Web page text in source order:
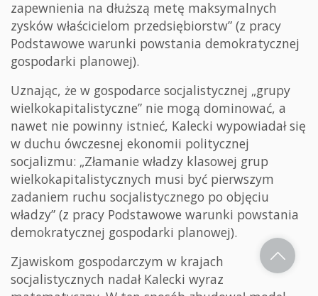
zapewnienia na dłuższą metę maksymalnych
zysków właścicielom przedsiębiorstw” (z pracy
Podstawowe warunki powstania demokratycznej
gospodarki planowej).
Uznając, że w gospodarce socjalistycznej „grupy
wielkokapitalistyczne” nie mogą dominować, a
nawet nie powinny istnieć, Kalecki wypowiadał się
w duchu ówczesnej ekonomii politycznej
socjalizmu: „Złamanie władzy klasowej grup
wielkokapitalistycznych musi być pierwszym
zadaniem ruchu socjalistycznego po objęciu
władzy” (z pracy Podstawowe warunki powstania
demokratycznej gospodarki planowej).
Zjawiskom gospodarczym w krajach
socjalistycznych nadał Kalecki wyraz